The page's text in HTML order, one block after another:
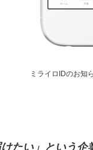
ミライロIDのお知
たい」という企